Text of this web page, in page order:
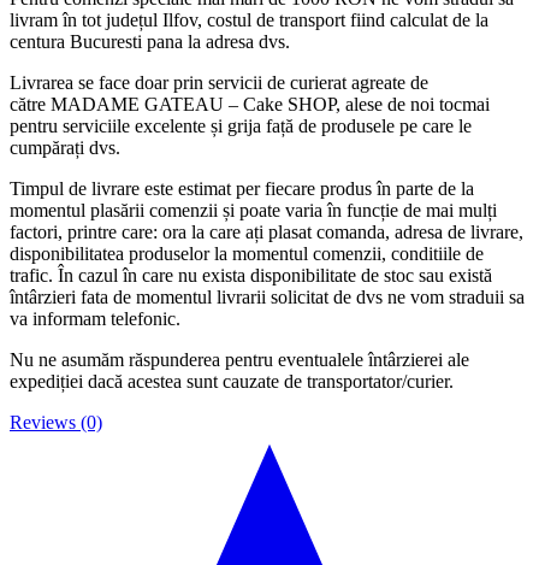
livram în tot județul Ilfov, costul de transport fiind calculat de la
centura Bucuresti pana la adresa dvs.
Livrarea se face doar prin servicii de curierat agreate de
către MADAME GATEAU – Cake SHOP, alese de noi tocmai
pentru serviciile excelente și grija față de produsele pe care le
cumpărați dvs.
Timpul de livrare este estimat per fiecare produs în parte de la
momentul plasării comenzii și poate varia în funcție de mai mulți
factori, printre care: ora la care ați plasat comanda, adresa de livrare,
disponibilitatea produselor la momentul comenzii, conditiile de
trafic. În cazul în care nu exista disponibilitate de stoc sau există
întârzieri fata de momentul livrarii solicitat de dvs ne vom straduii sa
va informam telefonic.
Nu ne asumăm răspunderea pentru eventualele întârzierei ale
expediției dacă acestea sunt cauzate de transportator/curier.
Reviews (0)